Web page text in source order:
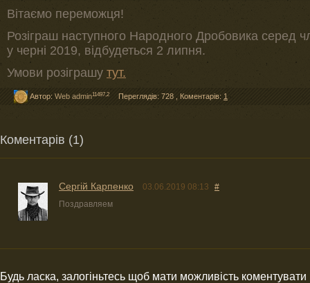
Вітаємо переможця!
Розіграш наступного Народного Дробовика серед
у черні 2019, відбудеться 2 липня.
Умови розіграшу тут.
Автор:Web admin11497,2 Переглядів: 728 Коментарів: 1
Коментарів (1)
Сергій Карпенко 03.06.2019 08:13
#
Поздравляем
Будь ласка, залогіньтесь щоб мати можливість коментувати